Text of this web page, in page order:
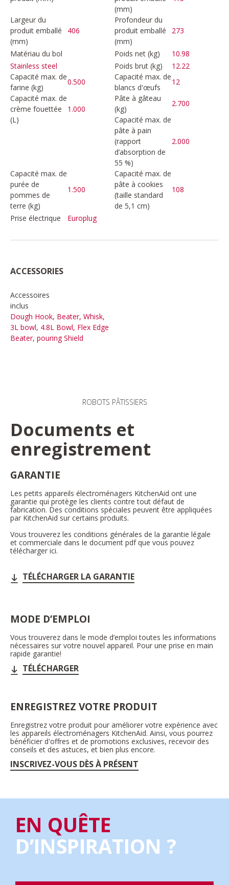
(mm)
Largeur du
produit emballé
(mm)
406
Profondeur du
produit emballé
(mm)
273
Matériau du bol
Stainless steel
Poids net (kg)
10.98
Poids brut (kg)
12.22
Capacité max. de
farine (kg)
0.500
Capacité max. de
blancs d'œufs
12
Capacité max. de
crème fouettée
(L)
1.000
Pâte à gâteau
(kg)
2.700
Capacité max. de
pâte à pain
(rapport
d’absorption de
55 %)
2.000
Capacité max. de
purée de
pommes de
terre (kg)
1.500
Capacité max. de
pâte à cookies
(taille standard
de 5,1 cm)
108
Prise électrique Europlug
ACCESSORIES
Accessoires
inclus
Dough Hook, Beater, Whisk,
3L bowl, 4.8L Bowl, Flex Edge
Beater, pouring Shield
ROBOTS PÂTISSIERS
Documents et
enregistrement
GARANTIE
Les petits appareils électroménagers KitchenAid ont une
garantie qui protège les clients contre tout défaut de
fabrication. Des conditions spéciales peuvent être appliquées
par KitchenAid sur certains produits.
Vous trouverez les conditions générales de la garantie légale
et commerciale dans le document pdf que vous pouvez
télécharger ici.
TÉLÉCHARGER LA GARANTIE
MODE D’EMPLOI
Vous trouverez dans le mode d’emploi toutes les informations
nécessaires sur votre nouvel appareil. Pour une prise en main
rapide garantie!
TÉLÉCHARGER
ENREGISTREZ VOTRE PRODUIT
Enregistrez votre produit pour améliorer votre expérience avec
les appareils électroménagers KitchenAid. Ainsi, vous pourrez
bénéficier d'offres et de promotions exclusives, recevoir des
conseils et des astuces, et bien plus encore.
INSCRIVEZ-VOUS DÈS À PRÉSENT
EN QUÊTE
D’INSPIRATION ?